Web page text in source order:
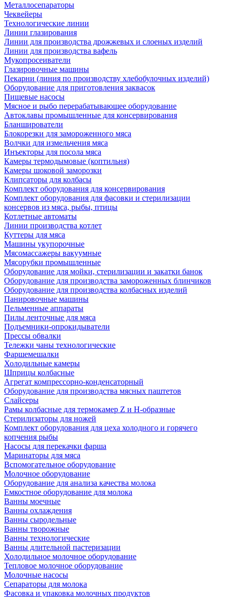
Металлосепараторы
Чеквейеры
Технологические линии
Линии глазирования
Линии для производства дрожжевых и слоеных изделий
Линии для производства вафель
Мукопросеиватели
Глазировочные машины
Пекарни (линия по производству хлебобулочных изделий)
Оборудование для приготовления заквасок
Пищевые насосы
Мясное и рыбо перерабатывающее оборудование
Автоклавы промышленные для консервирования
Бланширователи
Блокорезки для замороженного мяса
Волчки для измельчения мяса
Инъекторы для посола мяса
Камеры термодымовые (коптильня)
Камеры шоковой заморозки
Клипсаторы для колбасы
Комплект оборудования для консервирования
Комплект оборудования для фасовки и стерилизации
консервов из мяса, рыбы, птицы
Котлетные автоматы
Линии производства котлет
Куттеры для мяса
Машины укупорочные
Мясомассажеры вакуумные
Мясорубки промышленные
Оборудование для мойки, стерилизации и закатки банок
Оборудование для производства замороженных блинчиков
Оборудование для производства колбасных изделий
Панировочные машины
Пельменные аппараты
Пилы ленточные для мяса
Подъемники-опрокидыватели
Прессы обвалки
Тележки чаны технологические
Фаршемешалки
Холодильные камеры
Шприцы колбасные
Агрегат компрессорно-конденсаторный
Оборудование для производства мясных паштетов
Слайсеры
Рамы колбасные для термокамер Z и H-образные
Стерилизаторы для ножей
Комплект оборудования для цеха холодного и горячего
копчения рыбы
Насосы для перекачки фарша
Маринаторы для мяса
Вспомогательное оборудование
Молочное оборудование
Оборудование для анализа качества молока
Емкостное оборудование для молока
Ванны моечные
Ванны охлаждения
Ванны сыродельные
Ванны творожные
Ванны технологические
Ванны длительной пастеризации
Холодильное молочное оборудование
Тепловое молочное оборудование
Молочные насосы
Сепараторы для молока
Фасовка и упаковка молочных продуктов